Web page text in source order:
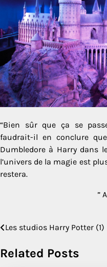
“Bien sûr que ça se
faudrait-il en conclure
Dumbledore à Harry dans
l’univers de la magie est
restera.
”
Post
navigation
Les studios Harry Potter (1)
Related Posts